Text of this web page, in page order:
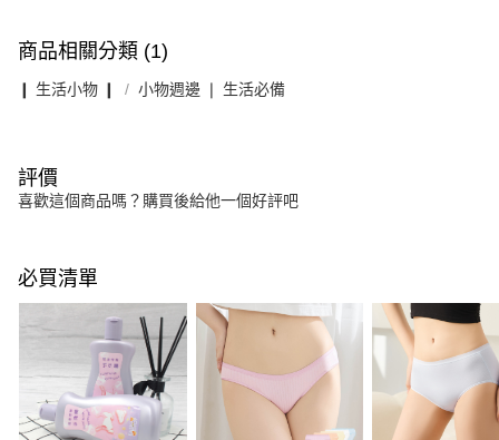
商品相關分類 (1)
❙ 生活小物 ❙ 小物週邊 ❘ 生活必備
評價
喜歡這個商品嗎？購買後給他一個好評吧
必買清單